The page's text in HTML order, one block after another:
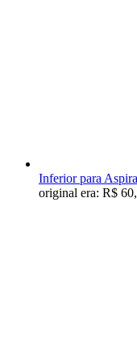
Inferior para
original era: R$